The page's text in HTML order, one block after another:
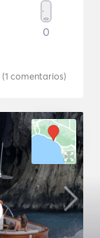
0
(1 comentarios)